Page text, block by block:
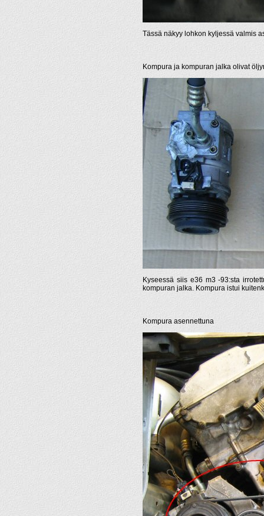
Tässä näkyy lohkon kyljessä valmis
Kompura ja kompuran jalka olivat
Kyseessä siis e36 m3 -93:sta
kompuran jalka. Kompura istui
Kompura asennettuna